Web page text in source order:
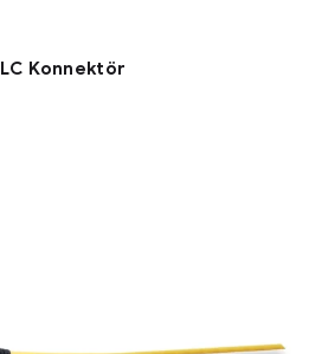
LC Konnektör